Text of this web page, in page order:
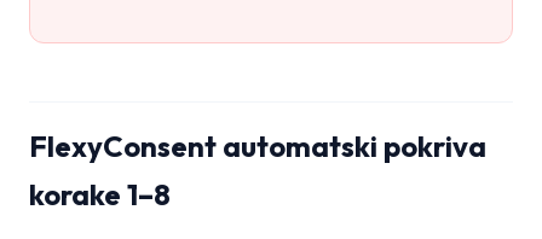
FlexyConsent automatski pokriva
korake 1–8